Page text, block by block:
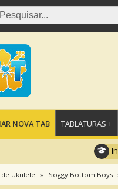
NOVA TAB TABLATURAS +
de Ukulele Soggy Bottom Boys